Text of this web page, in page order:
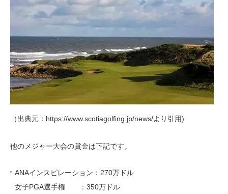
（出典元：https://www.scotiagolfing.jp/news/より引用)
他のメジャー大会の賞金は下記です。
ANAインスピレーション：270万ドル
女子PGA選手権 ：350万ドル